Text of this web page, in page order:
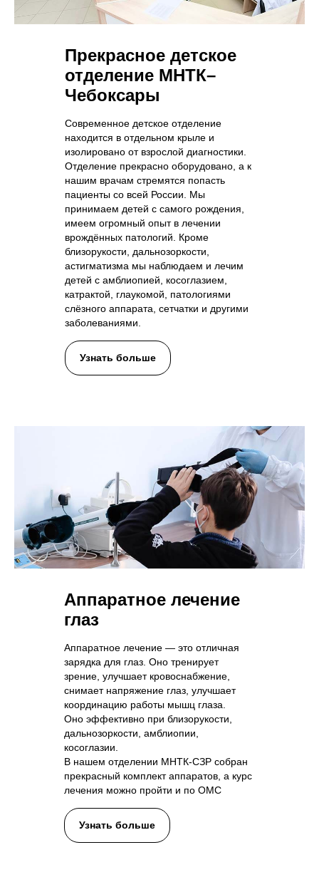
Прекрасное детское
отделение МНТК–
Чебоксары
Современное детское отделение
находится в отдельном крыле и
изолировано от взрослой диагностики.
Отделение прекрасно оборудовано, а к
нашим врачам стремятся попасть
пациенты со всей России. Мы
принимаем детей с самого рождения,
имеем огромный опыт в лечении
врождённых патологий. Кроме
близорукости, дальнозоркости,
астигматизма мы наблюдаем и лечим
детей с амблиопией, косоглазием,
катрактой, глаукомой, патологиями
слёзного аппарата, сетчатки и другими
заболеваниями.
Узнать больше
Аппаратное лечение
глаз
Аппаратное лечение — это отличная
зарядка для глаз. Оно тренирует
зрение, улучшает кровоснабжение,
снимает напряжение глаз, улучшает
координацию работы мышц глаза.
Оно эффективно при близорукости,
дальнозоркости, амблиопии,
косоглазии.
В нашем отделении МНТК-СЗР собран
прекрасный комплект аппаратов, а курс
лечения можно пройти и по ОМС
Узнать больше